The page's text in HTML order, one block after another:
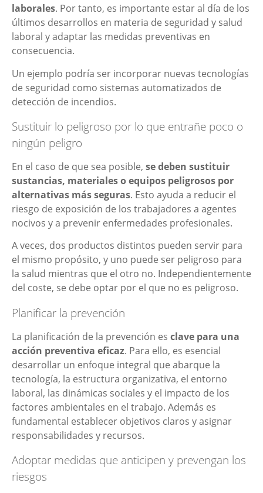
laborales. Por tanto, es importante estar al día de los
últimos desarrollos en materia de seguridad y salud
laboral y adaptar las medidas preventivas en
consecuencia.
Un ejemplo podría ser incorporar nuevas tecnologías
de seguridad como sistemas automatizados de
detección de incendios.
Sustituir lo peligroso por lo que entrañe poco o
ningún peligro
En el caso de que sea posible, se deben sustituir
sustancias, materiales o equipos peligrosos por
alternativas más seguras. Esto ayuda a reducir el
riesgo de exposición de los trabajadores a agentes
nocivos y a prevenir enfermedades profesionales.
A veces, dos productos distintos pueden servir para
el mismo propósito, y uno puede ser peligroso para
la salud mientras que el otro no. Independientemente
del coste, se debe optar por el que no es peligroso.
Planificar la prevención
La planificación de la prevención es clave para una
acción preventiva eficaz. Para ello, es esencial
desarrollar un enfoque integral que abarque la
tecnología, la estructura organizativa, el entorno
laboral, las dinámicas sociales y el impacto de los
factores ambientales en el trabajo. Además es
fundamental establecer objetivos claros y asignar
responsabilidades y recursos.
Adoptar medidas que anticipen y prevengan los
riesgos